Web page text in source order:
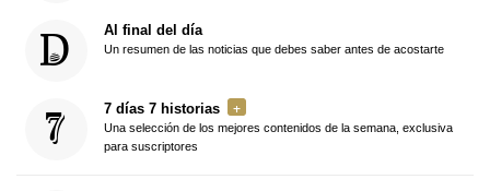
Al final del día
Un resumen de las noticias que debes saber antes de acostarte
7 días 7 historias
Una selección de los mejores contenidos de la semana, exclusiva
para suscriptores